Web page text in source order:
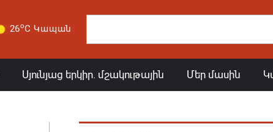
26oC Կապան
Սյունյաց երկիր. մշակութային Մեր մասին